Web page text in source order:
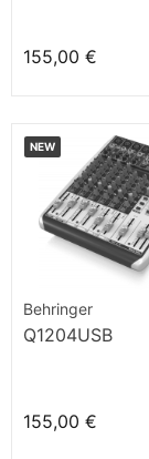
155,00 €
NEW
Behringer
Q1204USB
155,00 €